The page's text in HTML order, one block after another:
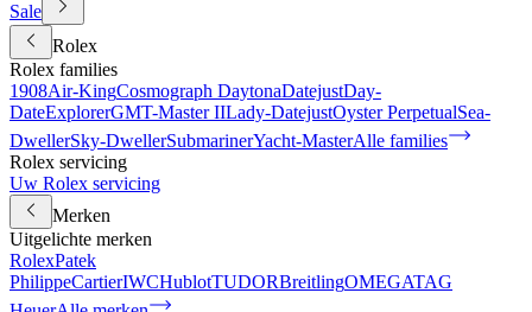
Sale
Rolex
Rolex families
1908Air-KingCosmograph DaytonaDatejustDay-
DateExplorerGMT-Master IILady-DatejustOyster PerpetualSea-
DwellerSky-DwellerSubmarinerYacht-MasterAlle families
Rolex servicing
Uw Rolex servicing
Merken
Uitgelichte merken
RolexPatek
PhilippeCartierIWCHublotTUDORBreitlingOMEGATAG